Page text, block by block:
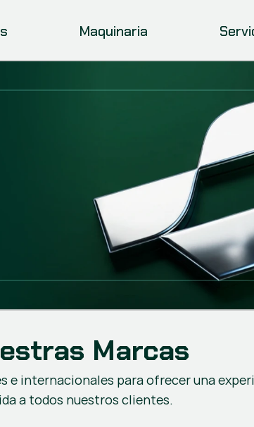
Maquinaria
Marcas
internacionales para ofrecer una
a todos nuestros clientes.